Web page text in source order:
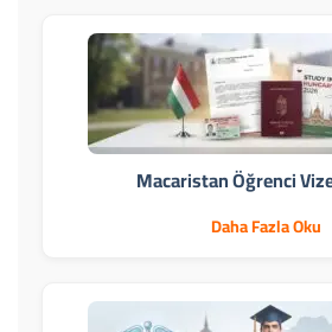
Macaristan Öğrenci
Daha Fazla Oku